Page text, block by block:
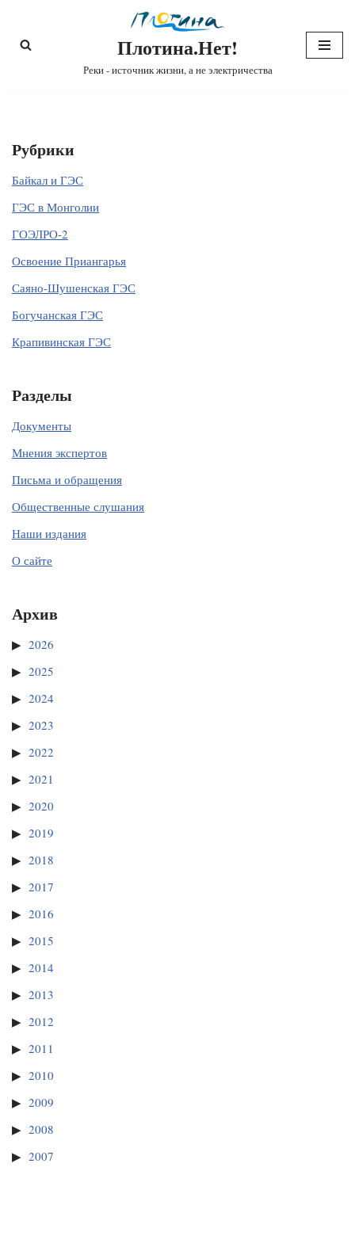
Перейти
Плотина.Нет!
Реки - источник жизни, а не электричества
Рубрики
Байкал и ГЭС
ГЭС в Монголии
ГОЭЛРО-2
Освоение Приангарья
Саяно-Шушенская ГЭС
Богучанская ГЭС
Крапивинская ГЭС
Разделы
Документы
Мнения экспертов
Письма и обращения
Общественные слушания
Наши издания
О сайте
Архив
2026
2025
2024
2023
2022
2021
2020
2019
2018
2017
2016
2015
2014
2013
2012
2011
2010
2009
2008
2007